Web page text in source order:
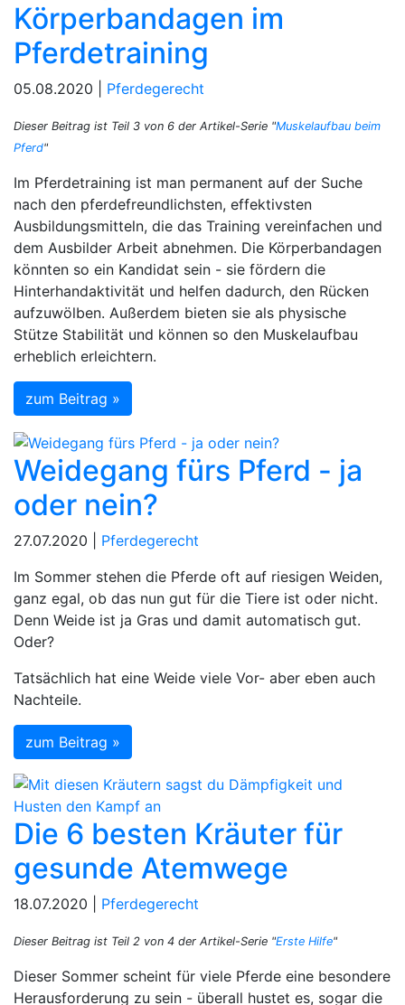
Körperbandagen im
Pferdetraining
05.08.2020 | Pferdegerecht
Dieser Beitrag ist Teil 3 von 6 der Artikel-Serie "Muskelaufbau beim
Pferd"
Im Pferdetraining ist man permanent auf der Suche
nach den pferdefreundlichsten, effektivsten
Ausbildungsmitteln, die das Training vereinfachen und
dem Ausbilder Arbeit abnehmen. Die Körperbandagen
könnten so ein Kandidat sein - sie fördern die
Hinterhandaktivität und helfen dadurch, den Rücken
aufzuwölben. Außerdem bieten sie als physische
Stütze Stabilität und können so den Muskelaufbau
erheblich erleichtern.
zum Beitrag »
Weidegang fürs Pferd - ja
oder nein?
27.07.2020 | Pferdegerecht
Im Sommer stehen die Pferde oft auf riesigen Weiden,
ganz egal, ob das nun gut für die Tiere ist oder nicht.
Denn Weide ist ja Gras und damit automatisch gut.
Oder?
Tatsächlich hat eine Weide viele Vor- aber eben auch
Nachteile.
zum Beitrag »
Die 6 besten Kräuter für
gesunde Atemwege
18.07.2020 | Pferdegerecht
Dieser Beitrag ist Teil 2 von 4 der Artikel-Serie "Erste Hilfe"
Dieser Sommer scheint für viele Pferde eine besondere
Herausforderung zu sein - überall hustet es, sogar die